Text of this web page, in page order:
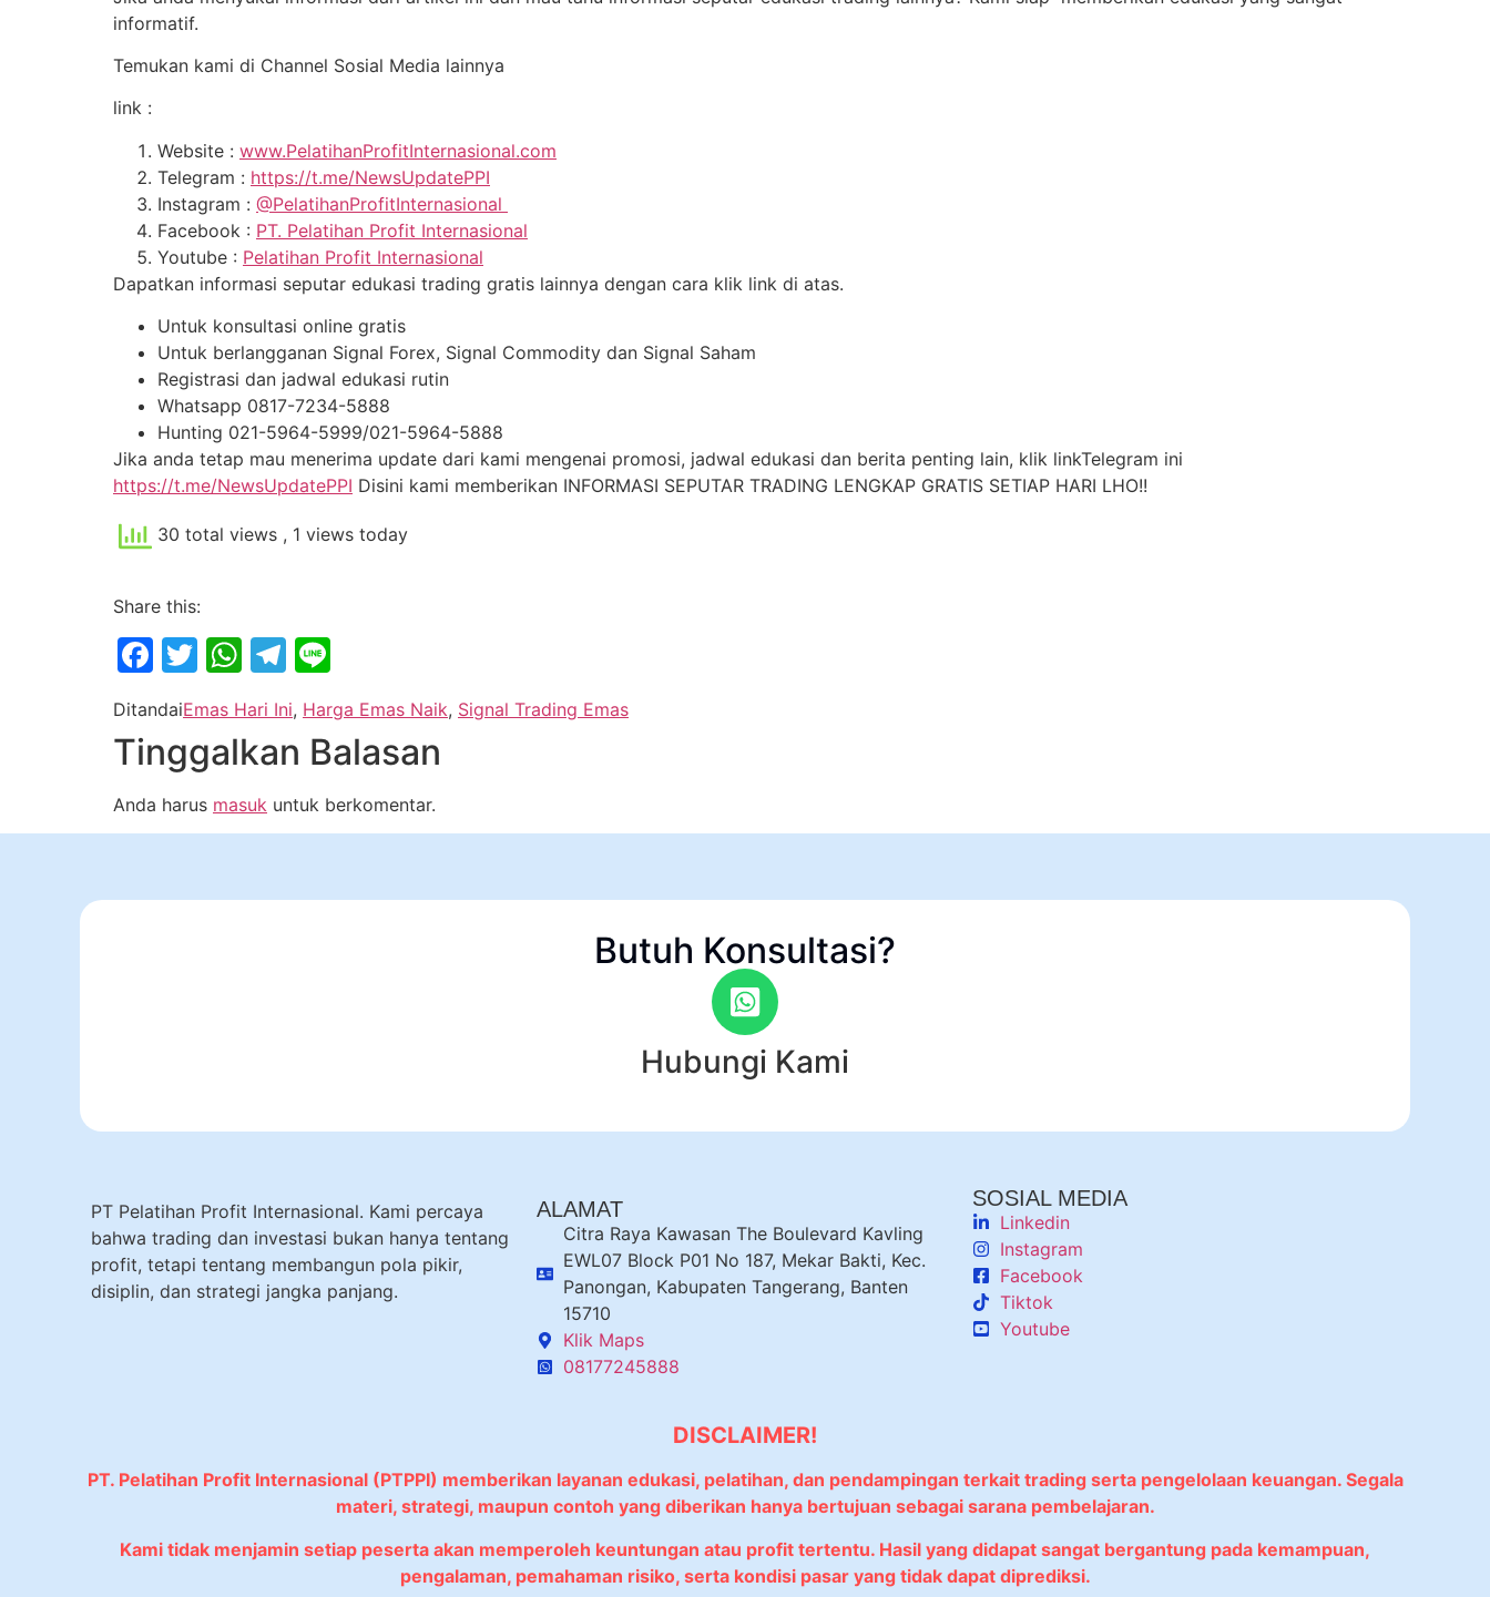
informatif.
Temukan kami di Channel Sosial Media lainnya
link :
Website : www.PelatihanProfitInternasional.com
Telegram : https://t.me/NewsUpdatePPI
Instagram : @PelatihanProfitInternasional
Facebook : PT. Pelatihan Profit Internasional
Youtube : Pelatihan Profit Internasional
Dapatkan informasi seputar edukasi trading gratis lainnya dengan cara klik link di atas.
Untuk konsultasi online gratis
Untuk berlangganan Signal Forex, Signal Commodity dan Signal Saham
Registrasi dan jadwal edukasi rutin
Whatsapp 0817-7234-5888
Hunting 021-5964-5999/021-5964-5888
Jika anda tetap mau menerima update dari kami mengenai promosi, jadwal edukasi dan berita penting lain, klik linkTelegram ini
https://t.me/NewsUpdatePPI Disini kami memberikan INFORMASI SEPUTAR TRADING LENGKAP GRATIS SETIAP HARI LHO!!
30 total views , 1 views today
Share this:
Facebook
Twitter
WhatsApp
Telegram
DitandaiEmas Hari Ini, Harga Emas Naik, Signal Trading Emas
Tinggalkan Balasan
Anda harus masuk untuk berkomentar.
Butuh Konsultasi?
Hubungi Kami
PT Pelatihan Profit Internasional. Kami percaya
bahwa trading dan investasi bukan hanya tentang
profit, tetapi tentang membangun pola pikir,
disiplin, dan strategi jangka panjang.
ALAMAT
Citra Raya Kawasan The Boulevard Kavling
EWL07 Block P01 No 187, Mekar Bakti, Kec.
Panongan, Kabupaten Tangerang, Banten
15710
Klik Maps
08177245888
SOSIAL MEDIA
Linkedin
Instagram
Facebook
Tiktok
Youtube
DISCLAIMER!
PT. Pelatihan Profit Internasional (PTPPI) memberikan layanan edukasi, pelatihan, dan pendampingan terkait trading serta pengelolaan keuangan. Segala
materi, strategi, maupun contoh yang diberikan hanya bertujuan sebagai sarana pembelajaran.
Kami tidak menjamin setiap peserta akan memperoleh keuntungan atau profit tertentu. Hasil yang didapat sangat bergantung pada kemampuan,
pengalaman, pemahaman risiko, serta kondisi pasar yang tidak dapat diprediksi.